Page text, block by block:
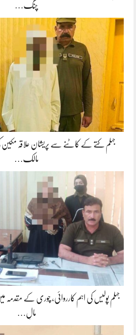
چنگ…
جہلم کتے کے کاٹنے سے پریشان علاقہ
مالک…
جہلم پولیس کی اہم کارروائی، چوری کے مقدمہ
مالِ…